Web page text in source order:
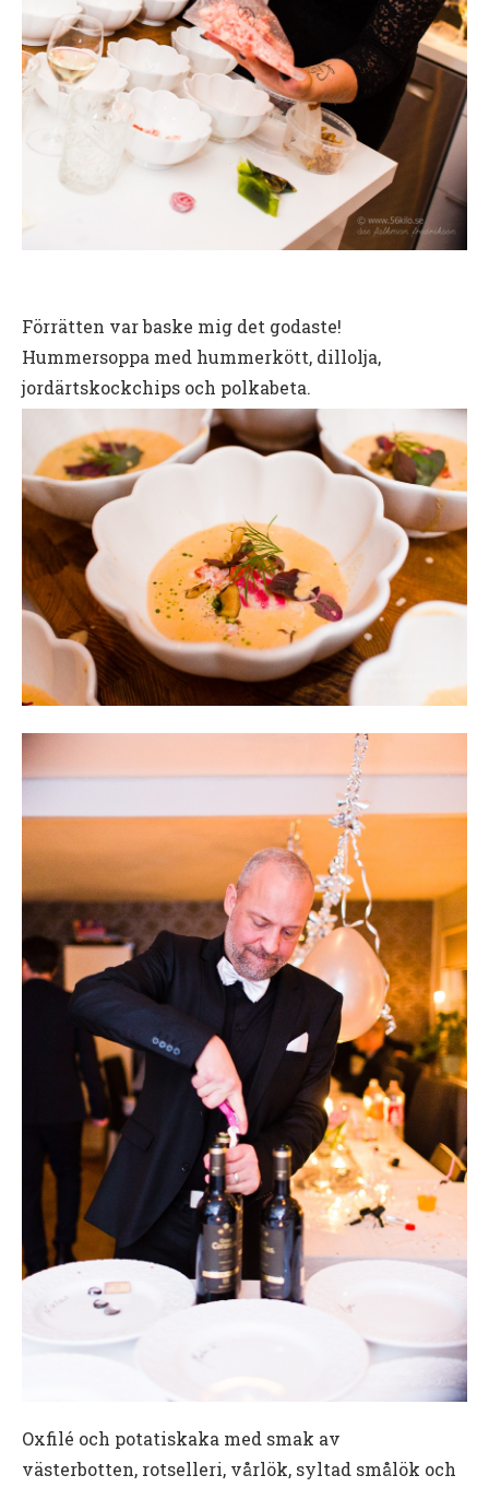
Förrätten var baske mig det godaste!
Hummersoppa med hummerkött, dillolja,
jordärtskockchips och polkabeta.
Oxfilé och potatiskaka med smak av
västerbotten, rotselleri, vårlök, syltad smålök och